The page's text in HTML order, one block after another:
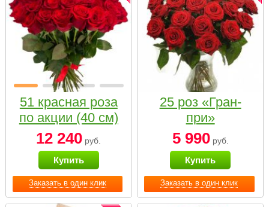
Заказать в один клик
51 красная роза
по акции (40 см)
12 240 руб.
Купить
Заказать в один клик
25 роз «Гран-
при»
5 990руб.
Купить